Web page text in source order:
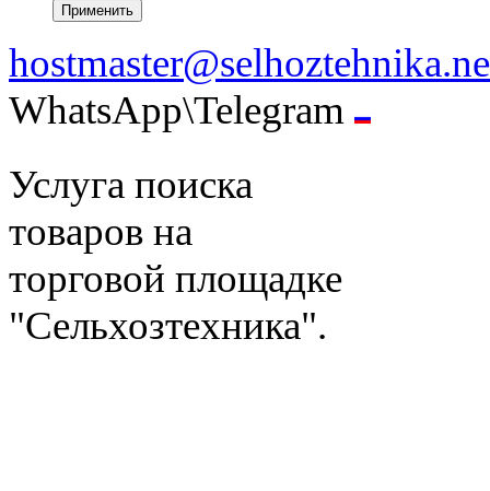
WhatsApp\Telegram
Услуга поиска
товаров на
торговой площадке
"Сельхозтехника".